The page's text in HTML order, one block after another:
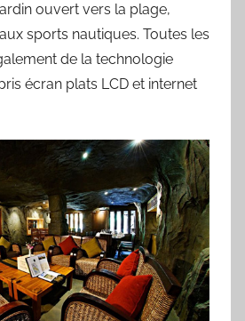
ouvert vers la plage,
sports nautiques. Toutes les
de la technologie
écran plats LCD et internet